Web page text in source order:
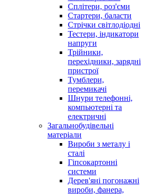
Сплітери, роз'єми
Стартери, баласти
Стрічки світлодіодні
Тестери, індикатори
напруги
Трійники,
перехідники, зарядні
пристрої
Тумблери,
перемикачі
Шнури телефонні,
компьютерні та
електричні
Загальнобудівельні
матеріали
Вироби з металу і
сталі
Гіпсокартонні
системи
Дерев'яні погонажні
вироби, фанера,